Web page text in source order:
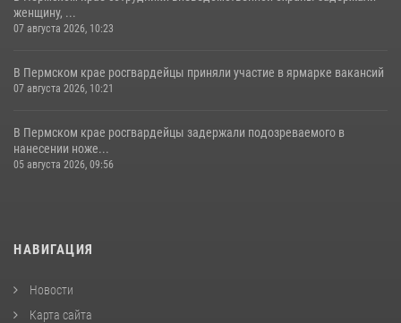
женщину, ...
07 августа 2026, 10:23
В Пермском крае росгвардейцы приняли участие в ярмарке вакансий
07 августа 2026, 10:21
В Пермском крае росгвардейцы задержали подозреваемого в
нанесении ноже...
05 августа 2026, 09:56
НАВИГАЦИЯ
Новости
Карта сайта